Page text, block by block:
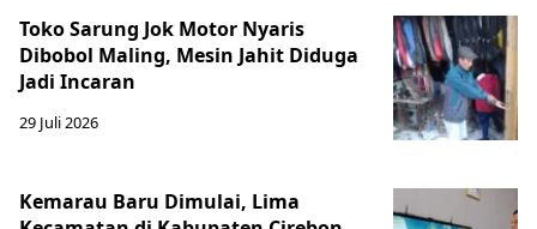
Toko Sarung Jok Motor Nyaris
Dibobol Maling, Mesin Jahit Diduga
Jadi Incaran
29 Juli 2026
Kemarau Baru Dimulai, Lima